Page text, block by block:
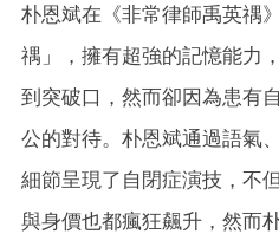
朴恩斌在《非常律師禹英禑
禑」，擁有超強的記憶能力
到突破口，然而卻因為患有
公的對待。朴恩斌通過語氣
細節呈現了自閉症演技，不
與身價也都瘋狂飆升，然而